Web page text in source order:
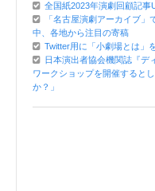
全国紙2023年演劇回顧記事
「名古屋演劇アーカイブ
中、各地から注目の寄稿
Twitter用に「小劇場とは」
日本演出者協会機関誌『デ
ワークショップを開催すると
か？」